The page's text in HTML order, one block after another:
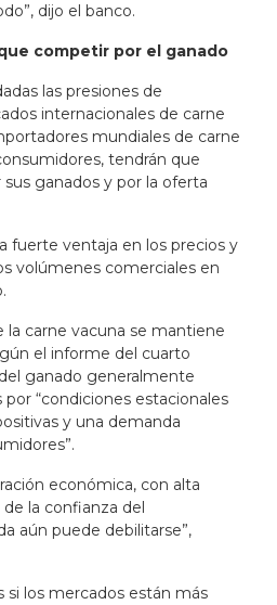
dijo el banco.
competir por el ganado
las presiones de
internacionales de carne
mundiales de carne
tendrán que
ganados y por la oferta
fuerte ventaja en los precios y
volúmenes comerciales en
la carne vacuna se mantiene
el informe del cuarto
ganado generalmente
por “condiciones estacionales
y una demanda
económica, con alta
la confianza del
aún puede debilitarse”,
si los mercados están más